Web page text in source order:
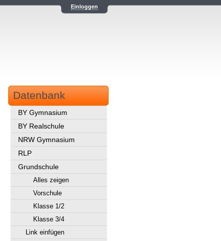
Einloggen
Datenbank
BY Gymnasium
BY Realschule
NRW Gymnasium
RLP
Grundschule
Alles zeigen
Vorschule
Klasse 1/2
Klasse 3/4
Link einfügen